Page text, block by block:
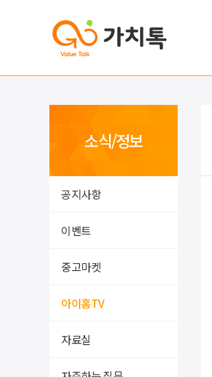
소식/정보
공지사항
이벤트
중고마켓
아이홈TV
자료실